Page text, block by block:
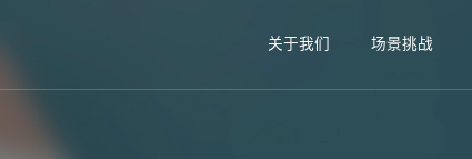
关于我们 场景挑战